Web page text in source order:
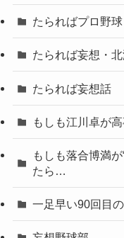
たらればプロ野球
たられば妄想・
たられば妄想話
もしも江川卓が
もしも落合博満
たら…
一足早い90回目